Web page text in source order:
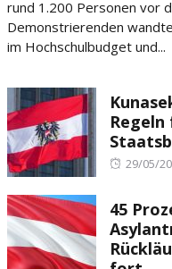
rund 1.200 Personen vor
Demonstrierenden
im Hochschulbudget und...
Posted
29/05/
45